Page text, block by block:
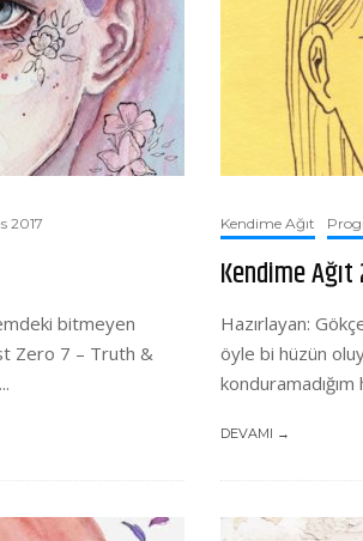
2017
bitmeyen
Zero 7 – Truth &
Kendime Ağıt
Kendime Ağıt
Hazırlayan:
öyle bi hüzün
konduramadığım
DEVAMI →